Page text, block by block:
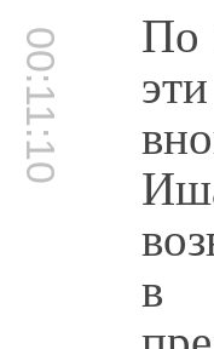
00:11:10 По
в